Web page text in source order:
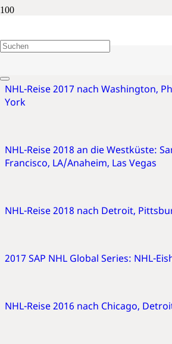
NHL
NHL-Reise 2017 nach Washington,
York
NHL-Reise 2018 an die Westküste:
Francisco, LA/Anaheim, Las Vegas
NHL-Reise 2018 nach Detroit,
2017 SAP NHL Global Series: NHL-
NHL-Reise 2016 nach Chicago,